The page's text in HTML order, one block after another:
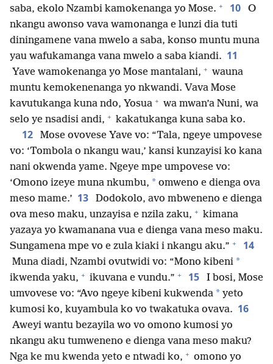
saba, ekolo Nzambi kamokenanga yo Mose. + 10
O
nkangu awonso vava wamonanga e lunzi dia tuti
diningamene vana mwelo a saba, konso muntu muna
yau wafukamanga vana mwelo a saba kiandi. 11
Yave wamokenanga yo Mose mantalani, + wauna
muntu kemokenenanga yo nkwandi. Vava Mose
kavutukanga kuna ndo, Yosua + wa mwan’a Nuni, wa
selo ye nsadisi andi, + kakatukanga kuna saba ko.
12
Mose ovovese Yave vo: “Tala, ngeye umpovese
vo: ‘Tombola o nkangu wau,’ kansi kunzayisi ko kana
nani okwenda yame. Ngeye mpe umpovese vo:
‘Omono izeye muna nkumbu, * omweno e dienga ova
meso mame.’ 13
Dodokolo, avo mbweneno e dienga
ova meso maku, unzayisa e nzila zaku, + kimana
yazaya yo kwamanana vua e dienga vana meso maku.
Sungamena mpe vo e zula kiaki i nkangu aku.” + 14
Muna diadi, Nzambi ovutwidi vo: “Mono kibeni *
ikwenda yaku, + ikuvana e vundu.” + 15
I bosi, Mose
umvovese vo: “Avo ngeye kibeni kukwenda * yeto
kumosi ko, kuyambula ko vo twakatuka ovava. 16
Aweyi wantu bezayila wo vo omono kumosi yo
nkangu aku tumweneno e dienga vana meso maku?
Nga ke mu kwenda yeto e ntwadi ko, + omono yo